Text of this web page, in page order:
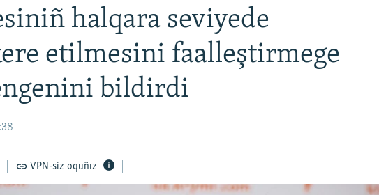
halqara seviyede
etilmesini faalleştirmege
bildirdi
VPN-siz oquñız